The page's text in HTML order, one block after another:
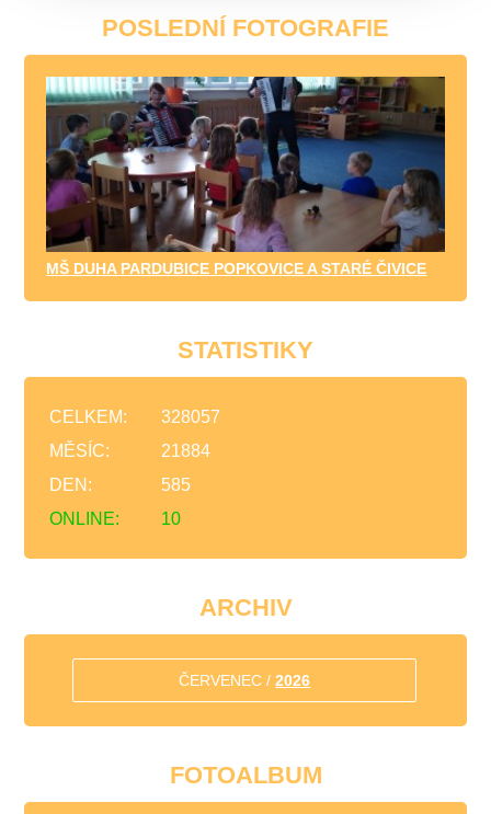
POSLEDNÍ FOTOGRAFIE
MŠ DUHA PARDUBICE POPKOVICE A STARÉ ČIVICE
STATISTIKY
ONLINE: 10
CELKEM:
328057
MĚSÍC:
21884
DEN:
585
ARCHIV
ČERVENEC /2026
FOTOALBUM